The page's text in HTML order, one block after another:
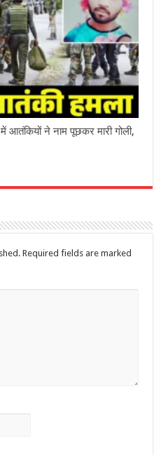
आतंकियों ने नाम पूछकर मारी गोली,
Required fields are marked